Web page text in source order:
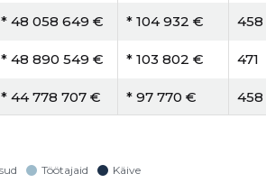
* 48 058 649 € * 104 932 € 458
* 48 890 549 € * 103 802 € 471
* 44 778 707 € * 97 770 € 458
* 45 765 061 € * 100 362 €